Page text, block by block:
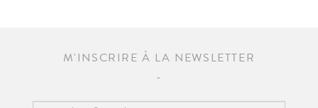
M'INSCRIRE À LA NEWSLETTER